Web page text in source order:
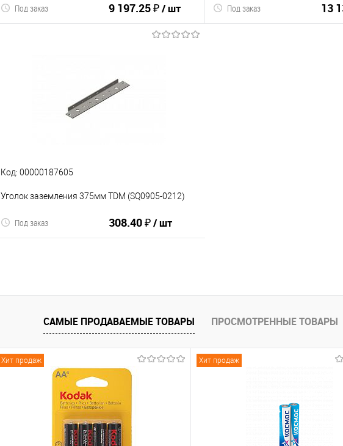
9 197.25 ₽/ шт
Под заказ 13
Под заказ
Код: 00000187605
Уголок заземления 375мм TDM (SQ0905-0212)
308.40 ₽/ шт
Под заказ
К сравнению В избранное
САМЫЕ ПРОДАВАЕМЫЕ ТОВАРЫ ПРОСМОТРЕННЫЕ ТОВАРЫ
Хит продаж Хит продаж